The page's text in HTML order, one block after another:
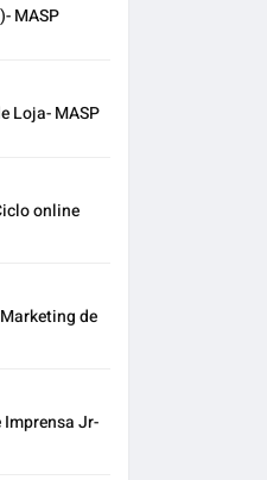
MASP
Loja- MASP
online
de
Imprensa Jr-